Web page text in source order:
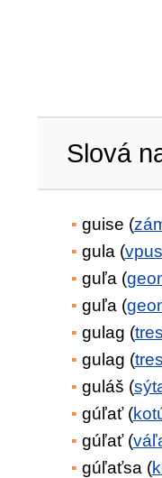
Slová
guise (
gula (
guľa (
guľa (
gulag (
gulag (
guláš (
gúľať (
gúľať (
gúľaťsa (